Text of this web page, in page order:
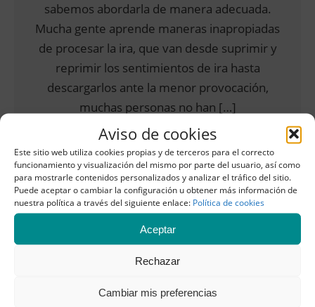
Aviso de cookies
Este sitio web utiliza cookies propias y de terceros para el correcto
funcionamiento y visualización del mismo por parte del usuario, así como
para mostrarle contenidos personalizados y analizar el tráfico del sitio.
Puede aceptar o cambiar la configuración u obtener más información de
nuestra política a través del siguiente enlace: Política de cookies
Aceptar
Rechazar
Cambiar mis preferencias
sabemos abordarla de manera adecuada.
Mucha gente aprende maneras inapropiadas
de procesar la ira, que van desde suprimir y
reprimir los sentimientos de ira hasta
descargarlos ante la menor provocación,
muchas personas no han […]
LEER MÁS
TERAPIA ONLINE PUBLICADO POROLIVIADELP